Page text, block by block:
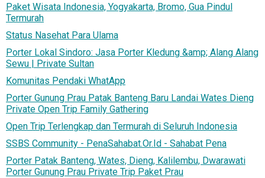
Paket Wisata Indonesia, Yogyakarta, Bromo, Gua Pindul
Termurah
Status Nasehat Para Ulama
Porter Lokal Sindoro: Jasa Porter Kledung &amp; Alang Alang
Sewu | Private Sultan
Komunitas Pendaki WhatApp
Porter Gunung Prau Patak Banteng Baru Landai Wates Dieng
Private Open Trip Family Gathering
Open Trip Terlengkap dan Termurah di Seluruh Indonesia
SSBS Community - PenaSahabat.Or.Id - Sahabat Pena
Porter Patak Banteng, Wates, Dieng, Kalilembu, Dwarawati
Porter Gunung Prau Private Trip Paket Prau